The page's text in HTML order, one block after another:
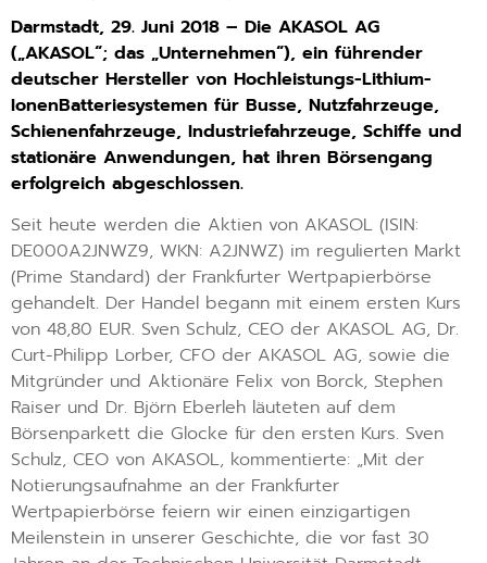
Darmstadt, 29. Juni 2018 – Die AKASOL AG
(„AKASOL“; das „Unternehmen“), ein führender
deutscher Hersteller von Hochleistungs-Lithium-
IonenBatteriesystemen für Busse, Nutzfahrzeuge,
Schienenfahrzeuge, Industriefahrzeuge, Schiffe und
stationäre Anwendungen, hat ihren Börsengang
erfolgreich abgeschlossen.
Seit heute werden die Aktien von AKASOL (ISIN:
DE000A2JNWZ9, WKN: A2JNWZ) im regulierten Markt
(Prime Standard) der Frankfurter Wertpapierbörse
gehandelt. Der Handel begann mit einem ersten Kurs
von 48,80 EUR. Sven Schulz, CEO der AKASOL AG, Dr.
Curt-Philipp Lorber, CFO der AKASOL AG, sowie die
Mitgründer und Aktionäre Felix von Borck, Stephen
Raiser und Dr. Björn Eberleh läuteten auf dem
Börsenparkett die Glocke für den ersten Kurs. Sven
Schulz, CEO von AKASOL, kommentierte: „Mit der
Notierungsaufnahme an der Frankfurter
Wertpapierbörse feiern wir einen einzigartigen
Meilenstein in unserer Geschichte, die vor fast 30